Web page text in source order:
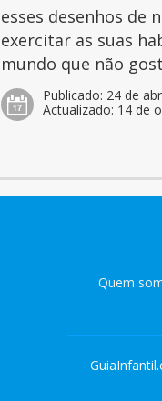
esses desenhos de
exercitar as suas
mundo que não
Publicado: 24 de
Actualizado: 14 de
Quem